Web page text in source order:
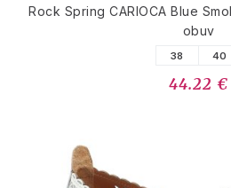
Rock Spring CARIOCA Blue
obuv
38 40
44.22 €